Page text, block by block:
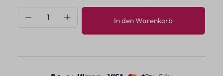
Produkt Anzahl: Gib den gewünschten
In den Warenkorb